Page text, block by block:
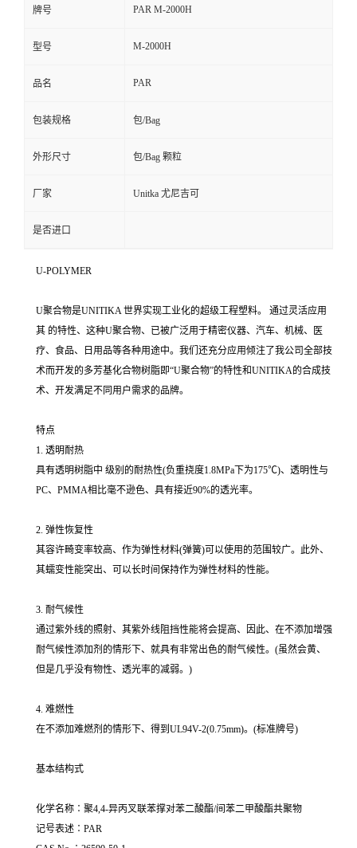
牌号 PAR M-2000H
型号 M-2000H
品名 PAR
包装规格 包/Bag
外形尺寸 包/Bag 颗粒
厂家 Unitka 尤尼吉可
是否进口
U-POLYMER
U聚合物是UNITIKA 世界实现工业化的超级工程塑料。 通过灵活应用
其 的特性、这种U聚合物、已被广泛用于精密仪器、汽车、机械、医
疗、食品、日用品等各种用途中。我们还充分应用倾注了我公司全部技
术而开发的多芳基化合物树脂即“U聚合物”的特性和UNITIKA的合成技
术、开发满足不同用户需求的品牌。
特点
1. 透明耐热
具有透明树脂中 级别的耐热性(负重挠度1.8MPa下为175℃)、透明性与
PC、PMMA相比毫不逊色、具有接近90%的透光率。
2. 弹性恢复性
其容许畸变率较高、作为弹性材料(弹簧)可以使用的范围较广。此外、
其蠕变性能突出、可以长时间保持作为弹性材料的性能。
3. 耐气候性
通过紫外线的照射、其紫外线阻挡性能将会提高、因此、在不添加增强
耐气候性添加剂的情形下、就具有非常出色的耐气候性。(虽然会黄、
但是几乎没有物性、透光率的减弱。)
4. 难燃性
在不添加难燃剂的情形下、得到UL94V-2(0.75mm)。(标准牌号)
基本结构式
化学名称∶聚4,4-异丙叉联苯撑对苯二酸酯/间苯二甲酸酯共聚物
记号表述∶PAR